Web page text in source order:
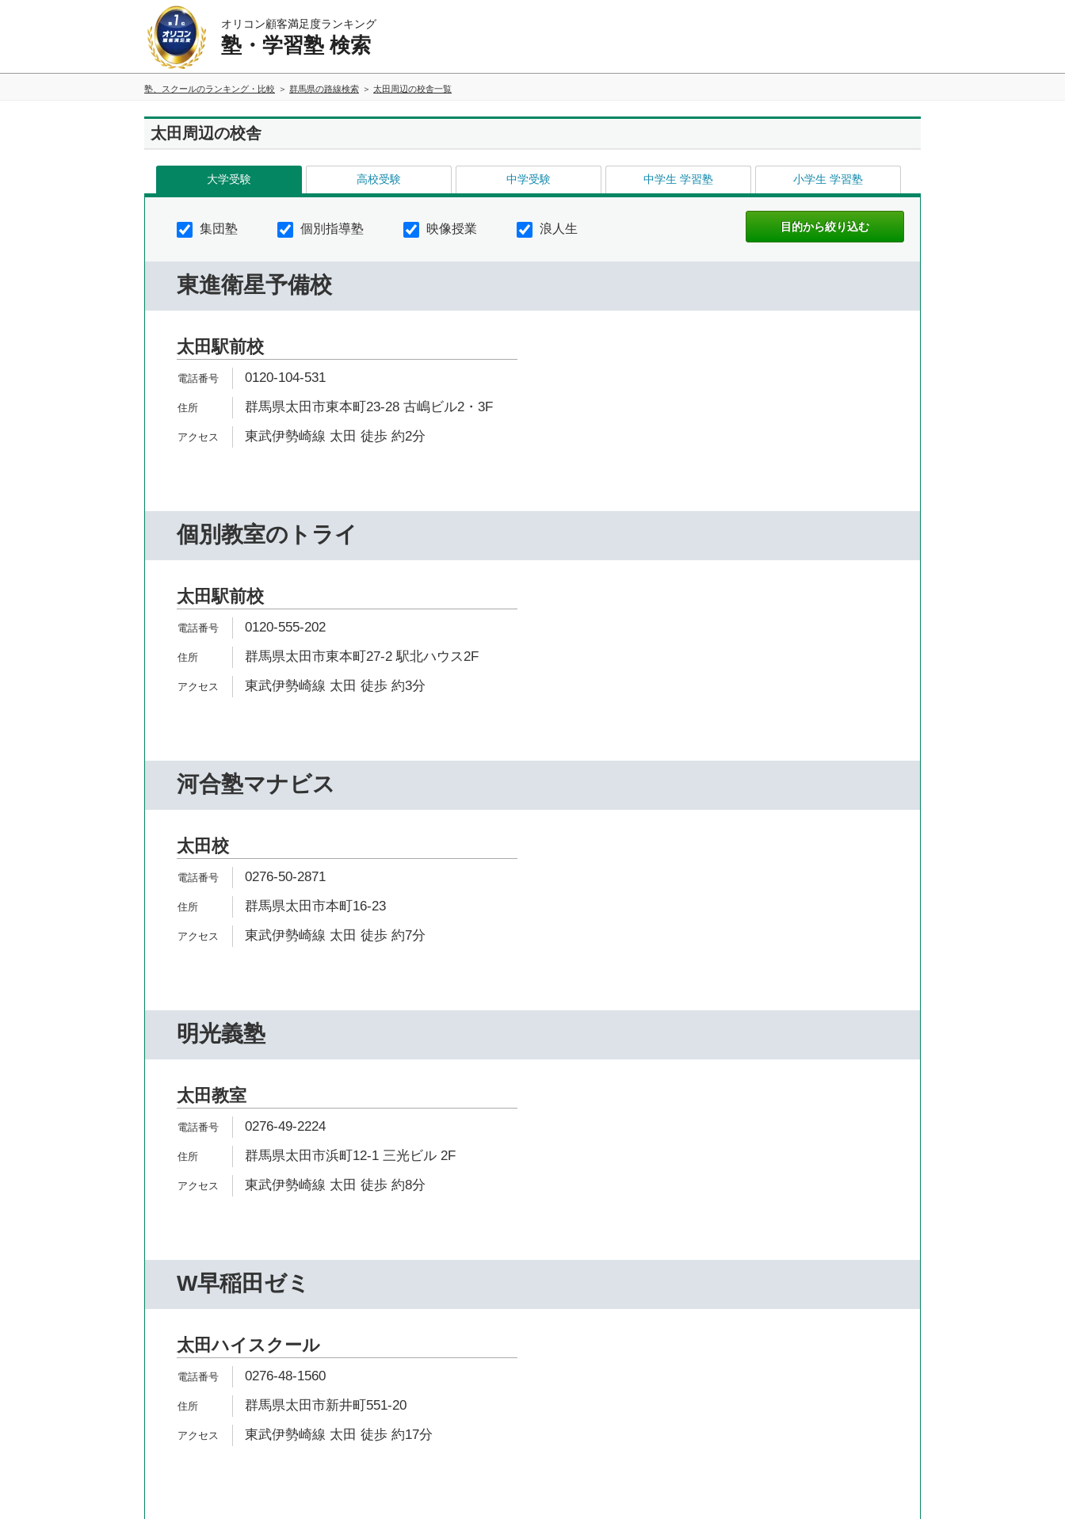
オリコン顧客満足度ランキング
塾・学習塾 検索
塾、スクールのランキング・比較 群馬県の路線検索 太田周辺の校舎一覧
太田周辺の校舎
大学受験 高校受験 中学受験 中学生 学習塾 小学生 学習塾
集団塾 個別指導塾 映像授業 浪人生
東進衛星予備校
太田駅前校
0120-104-531
群馬県太田市東本町23-28 古嶋ビル2・3F
東武伊勢崎線 太田 徒歩 約2分
個別教室のトライ
太田駅前校
0120-555-202
群馬県太田市東本町27-2 駅北ハウス2F
東武伊勢崎線 太田 徒歩 約3分
河合塾マナビス
太田校
0276-50-2871
群馬県太田市本町16-23
東武伊勢崎線 太田 徒歩 約7分
明光義塾
太田教室
0276-49-2224
群馬県太田市浜町12-1 三光ビル 2F
東武伊勢崎線 太田 徒歩 約8分
W早稲田ゼミ
太田ハイスクール
0276-48-1560
群馬県太田市新井町551-20
東武伊勢崎線 太田 徒歩 約17分